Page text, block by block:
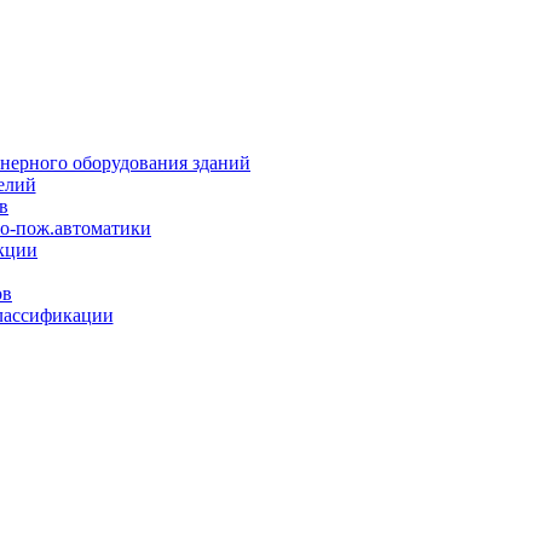
оборудования зданий
пож.автоматики